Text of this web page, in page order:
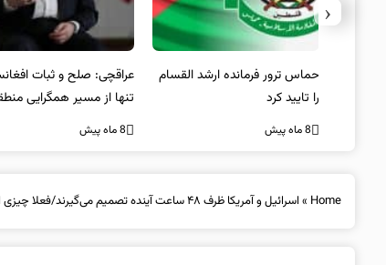
حماس ترور فرمانده ارشد القسام
را تایید کرد
8 ماه پیش
عراقچی: صلح و ثبات
تنها از مسیر همگرایی
محقق می‌شود
8 ماه پیش
‹
Home
» اسرائیل و آمریکا ظرف ۴۸ ساعت آینده تصمیم می‌گیرند/فعلا چیزی افشا نشود!